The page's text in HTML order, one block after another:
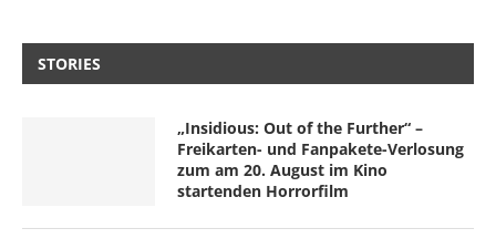
STORIES
„Insidious: Out of the Further“ –
Freikarten- und Fanpakete-Verlosung
zum am 20. August im Kino
startenden Horrorfilm